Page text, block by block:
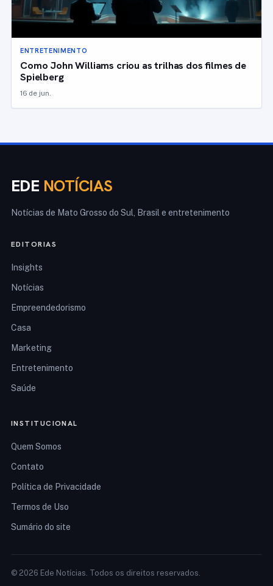
ENTRETENIMENTO
Como John Williams criou as trilhas dos filmes de
Spielberg
16 de jun.
EDE NOTÍCIAS
Notícias de Mato Grosso do Sul, Brasil e entretenimento
EDITORIAS
Insights
Notícias
Empreendedorismo
Casa
Marketing
Entretenimento
Saúde
INSTITUCIONAL
Quem Somos
Contato
Política de Privacidade
Termos de Uso
Sumário do site
© 2026 Ede Notícias. Todos os direitos reservados.